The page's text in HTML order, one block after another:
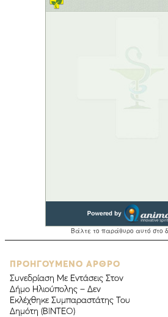
ΠΡΟΗΓΟΥΜΕΝΟ ΑΡΘΡΟ
Συνεδρίαση Με Εντάσεις Στον
Δήμο Ηλιούπολης – Δεν
Εκλέχθηκε Συμπαραστάτης Του
Δημότη (ΒΙΝΤΕΟ)